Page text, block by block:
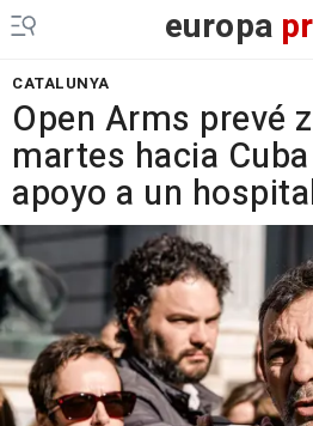
europa
CATALUNYA
Open Arms prevé
martes hacia
apoyo a un